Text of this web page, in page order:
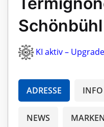
Schönbühl
KI aktiv –
ADRESSE INFO
NEWS MARKEN